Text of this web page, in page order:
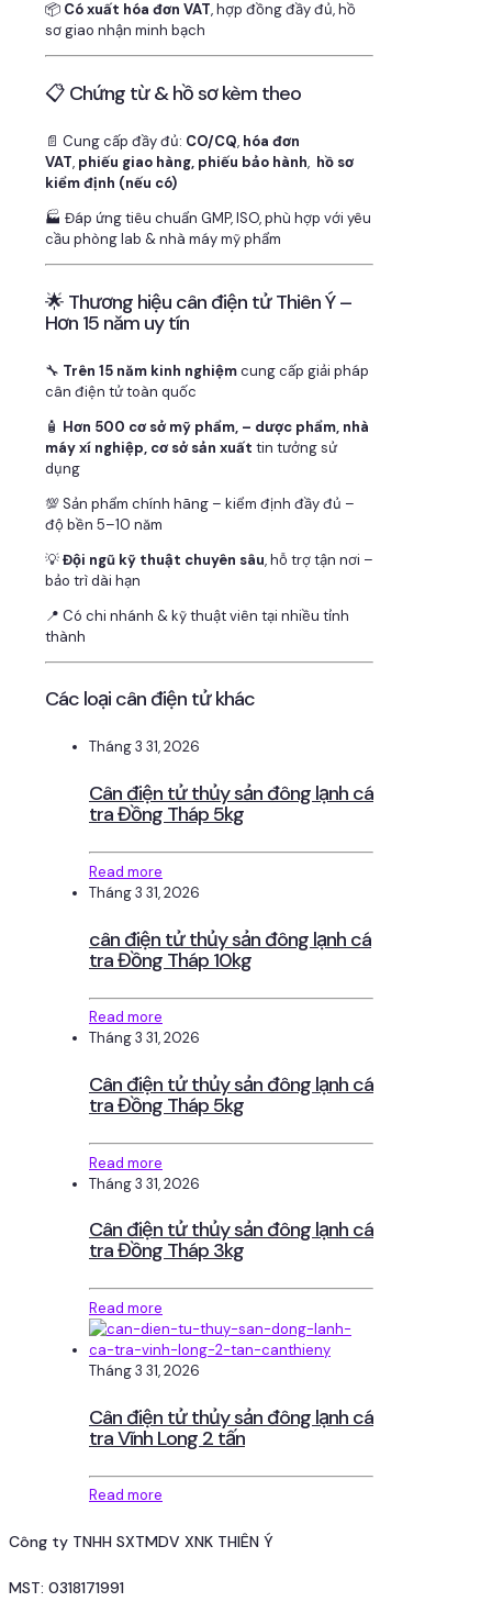
📦 Có xuất hóa đơn VAT, hợp đồng đầy đủ, hồ
sơ giao nhận minh bạch
📋 Chứng từ & hồ sơ kèm theo
📄 Cung cấp đầy đủ: CO/CQ, hóa đơn
VAT, phiếu giao hàng, phiếu bảo hành, hồ sơ
kiểm định (nếu có)
🏭 Đáp ứng tiêu chuẩn GMP, ISO, phù hợp với yêu
cầu phòng lab & nhà máy mỹ phẩm
🌟 Thương hiệu cân điện tử Thiên Ý –
Hơn 15 năm uy tín
🔧 Trên 15 năm kinh nghiệmcung cấp giải pháp
cân điện tử toàn quốc
🧴 Hơn 500 cơ sở mỹ phẩm, – dược phẩm, nhà
máy xí nghiệp, cơ sở sản xuất tin tưởng sử
dụng
💯 Sản phẩm chính hãng – kiểm định đầy đủ –
độ bền 5–10 năm
💡Đội ngũ kỹ thuật chuyên sâu, hỗ trợ tận nơi –
bảo trì dài hạn
📍 Có chi nhánh & kỹ thuật viên tại nhiều tỉnh
thành
Các loại cân điện tử khác
Tháng 3 31, 2026
Cân điện tử thủy sản đông lạnh cá
tra Đồng Tháp 5kg
Read more
Tháng 3 31, 2026
cân điện tử thủy sản đông lạnh cá
tra Đồng Tháp 10kg
Read more
Tháng 3 31, 2026
Cân điện tử thủy sản đông lạnh cá
tra Đồng Tháp 5kg
Read more
Tháng 3 31, 2026
Cân điện tử thủy sản đông lạnh cá
tra Đồng Tháp 3kg
Read more
Tháng 3 31, 2026
Cân điện tử thủy sản đông lạnh cá
tra Vĩnh Long 2 tấn
Read more
Công ty TNHH SXTMDV XNK THIÊN Ý
MST: 0318171991